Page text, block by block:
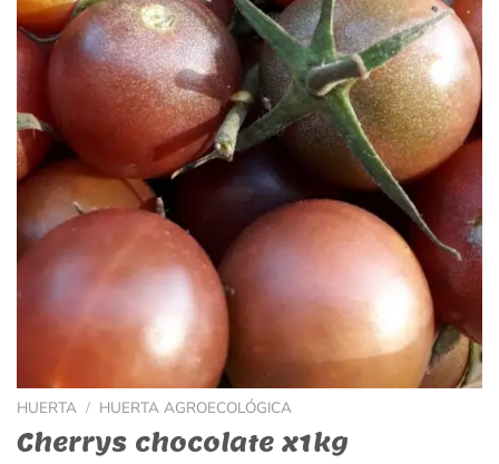
HUERTA / HUERTA AGROECOLÓGICA
Cherrys chocolate x1kg